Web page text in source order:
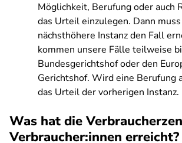
Möglichkeit, Berufung oder auch
das Urteil einzulegen. Dann
nächsthöhere Instanz den Fall
kommen unsere Fälle teilweise
Bundesgerichtshof oder den
Gerichtshof. Wird eine Berufung
das Urteil der vorherigen Instanz.
Was hat die
Verbraucher:innen erreicht?